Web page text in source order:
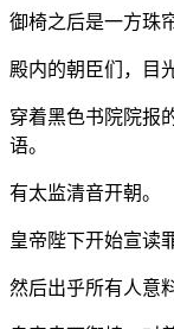
御椅之后是一方珠
殿内的朝臣们，目
穿着黑色书院院报
语。
有太监清音开朝。
皇帝陛下开始宣读
然后出乎所有人意